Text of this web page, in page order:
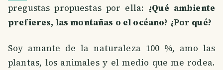
pregustas propuestas por ella: ¿Qué ambiente
prefieres, las montañas o el océano? ¿Por qué?
Soy amante de la naturaleza 100 %, amo las
plantas, los animales y el medio que me rodea.